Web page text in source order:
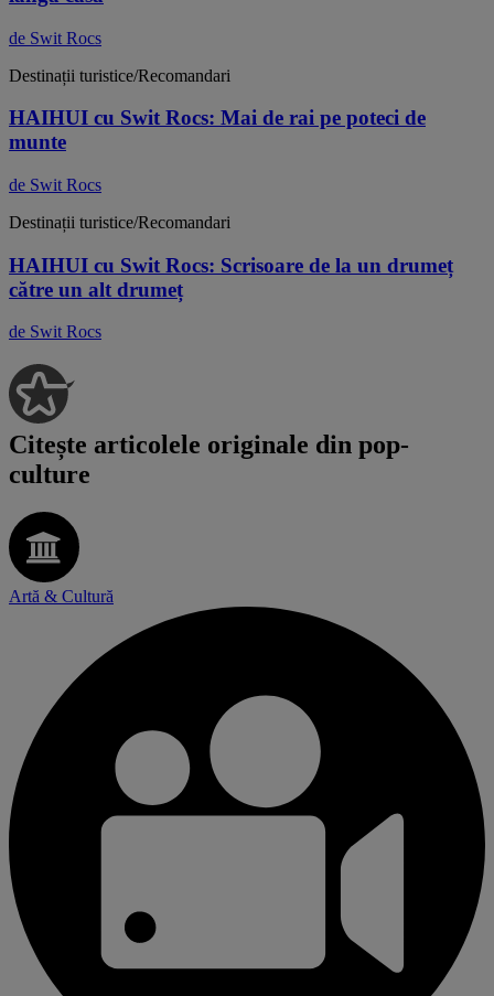
de Swit Rocs
Destinații turistice/Recomandari
HAIHUI cu Swit Rocs: Mai de rai pe poteci de
munte
de Swit Rocs
Destinații turistice/Recomandari
HAIHUI cu Swit Rocs: Scrisoare de la un drumeț
către un alt drumeț
de Swit Rocs
Citește articolele originale din pop-
culture
Artă & Cultură